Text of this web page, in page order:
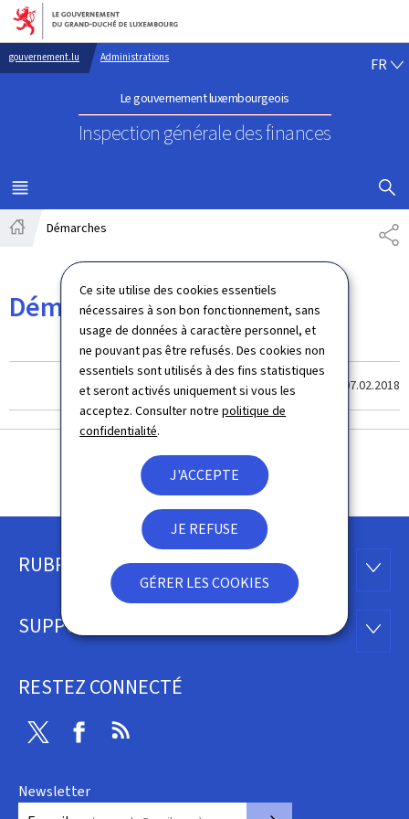
Ce site utilise des cookies essentiels
nécessaires à son bon fonctionnement, sans
usage de données à caractère personnel, et
ne pouvant pas être refusés. Des cookies non
essentiels sont utilisés à des fins statistiques
et seront activés uniquement si vous les
acceptez. Consulter notrepolitique de
confidentialité.
J'ACCEPTE
JE REFUSE
GÉRER LES COOKIES
Aller au menu principal
Aller au contenu
gouvernement.lu Administrations
Le gouvernement luxembourgeois
Inspection générale des finances
FR
MENU
PRINCIPAL
Démarches
Démarches
Dernière modification le 07.02.2018
Pied
page
RUBRIQUES
SUPPORT
RESTEZ CONNECTÉ
Twitter Facebook
Newsletter